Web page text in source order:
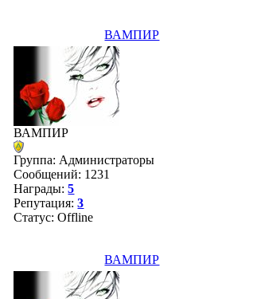
ВАМПИР
ВАМПИР
Группа: Администраторы
Сообщений: 1231
Награды:5
Репутация:3
Статус:Offline
ВАМПИР